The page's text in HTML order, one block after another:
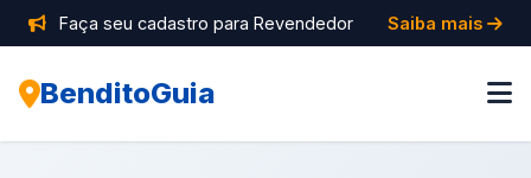
Faça seu cadastro para Revendedor Saiba mais
BenditoGuia